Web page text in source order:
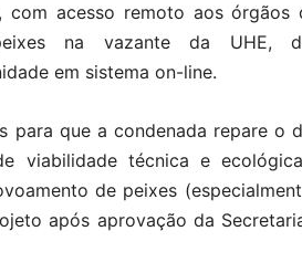
acesso remoto aos órgãos
na vazante da UHE,
em sistema on-line.
que a condenada repare o
viabilidade técnica e
de peixes
após aprovação da